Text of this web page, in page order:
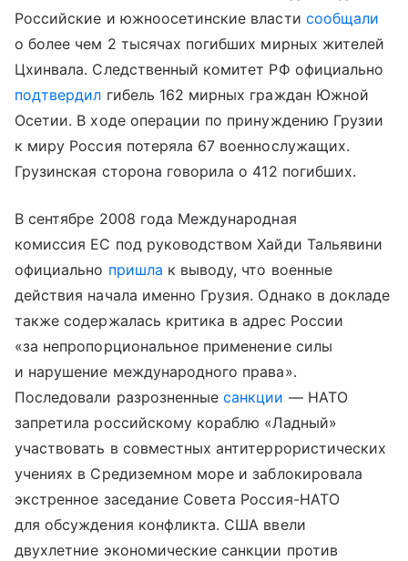
Российские и южноосетинские власти сообщали
о более чем 2 тысячах погибших мирных жителей
Цхинвала. Следственный комитет РФ официально
подтвердил гибель 162 мирных граждан Южной
Осетии. В ходе операции по принуждению Грузии
к миру Россия потеряла 67 военнослужащих.
Грузинская сторона говорила о 412 погибших.
В сентябре 2008 года Международная
комиссия ЕС под руководством Хайди Тальявини
официально пришла к выводу, что военные
действия начала именно Грузия. Однако в докладе
также содержалась критика в адрес России
«за непропорциональное применение силы
и нарушение международного права».
Последовали разрозненныесанкции — НАТО
запретила российскому кораблю «Ладный»
участвовать в совместных антитеррористических
учениях в Средиземном море и заблокировала
экстренное заседание Совета Россия-НАТО
для обсуждения конфликта. США ввели
двухлетние экономические санкции против